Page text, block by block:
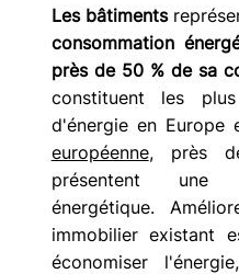
Les bâtiments
consommation
près de 50 % de sa
constituent les
d'énergie en Europe
européenne, près
présentent une
énergétique.
immobilier existant
économiser